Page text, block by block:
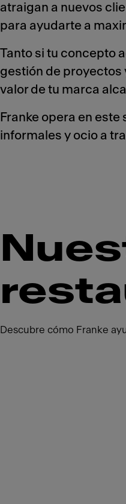
atraigan a nuevos
para ayudarte a
Tanto si tu concepto
gestión de proyectos
valor de tu marca
Franke opera en
informales y ocio a
Descubre cómo Franke